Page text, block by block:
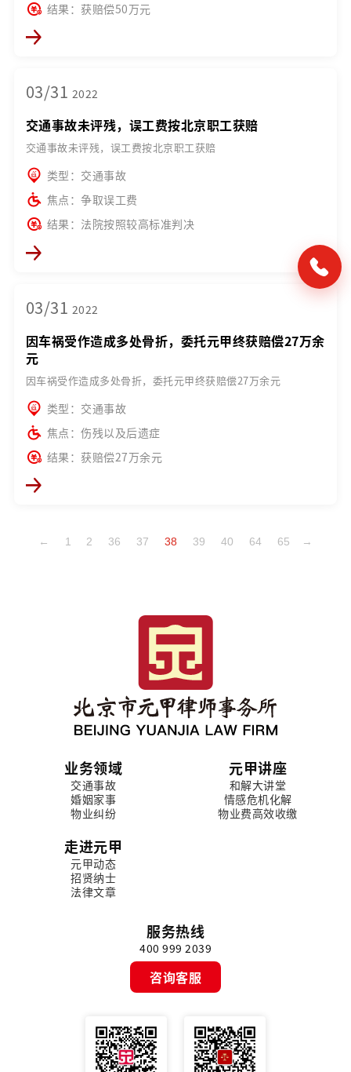
结果：获赔偿50万元
03/31 2022
交通事故未评残，误工费按北京职工获赔
交通事故未评残，误工费按北京职工获赔
类型：交通事故
焦点：争取误工费
结果：法院按照较高标准判决
03/31 2022
因车祸受作造成多处骨折，委托元甲终获赔偿27万余
元
因车祸受作造成多处骨折，委托元甲终获赔偿27万余元
类型：交通事故
焦点：伤残以及后遗症
结果：获赔偿27万余元
← 1 2 36 37 38 39 40 64 65 →
业务领域
交通事故
婚姻家事
物业纠纷
元甲讲座
和解大讲堂
情感危机化解
物业费高效收缴
走进元甲
元甲动态
招贤纳士
法律文章
服务热线
400 999 2039
咨询客服